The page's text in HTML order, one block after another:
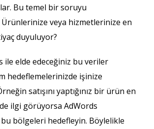
Bu temel bir soruyu
veya hizmetlerinize en
duyuluyor?
ile elde edeceğiniz bu veriler
hedeflemelerinizde işinize
satışını yaptığınız bir ürün en
ilgi görüyorsa AdWords
bölgeleri hedefleyin. Böylelikle